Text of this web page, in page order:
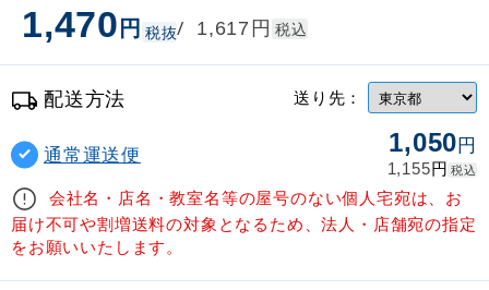
1,470円 税抜/ 1,617円 税込
配送方法 送り先：
通常運送便 1,050円
1,155円 税込
会社名・店名・教室名等の屋号のない個人宅宛は、お
届け不可や割増送料の対象となるため、法人・店舗宛の指定
をお願いいたします。